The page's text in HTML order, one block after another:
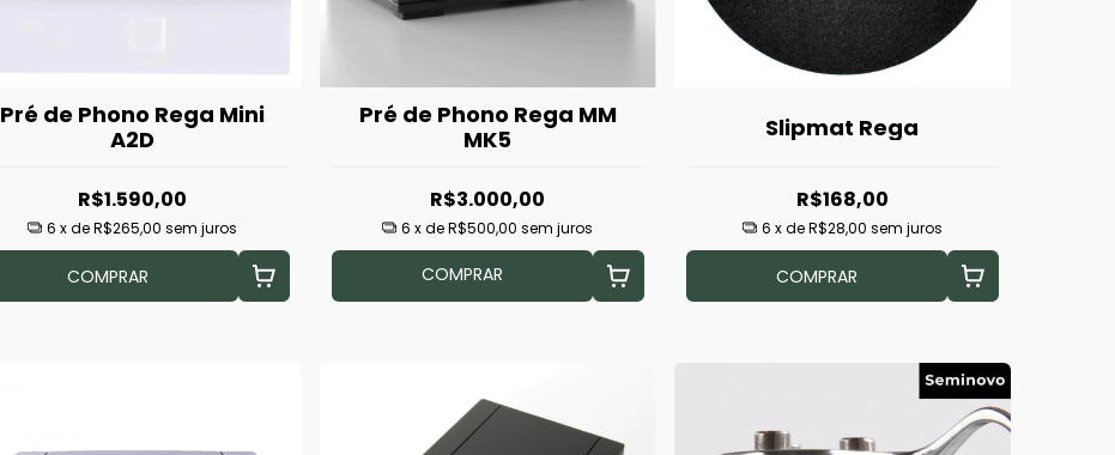
Pré de Phono Rega Mini
A2D
R$1.590,00
6 x deR$265,00 sem juros
COMPRAR
Pré de Phono Rega MM
MK5
R$3.000,00
6 x deR$500,00 sem juros
COMPRAR
Slipmat Rega
R$168,00
6 x deR$28,00 sem juros
COMPRAR